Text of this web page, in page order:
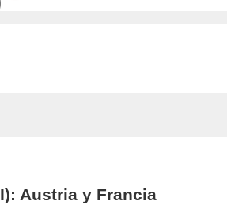
Austria y Francia